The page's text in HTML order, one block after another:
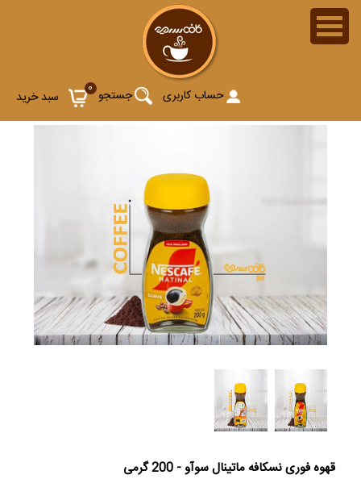
0 سبد خرید جستجو حساب کاربری
قهوه فوری نسکافه ماتینال سوآو - 200 گرمی